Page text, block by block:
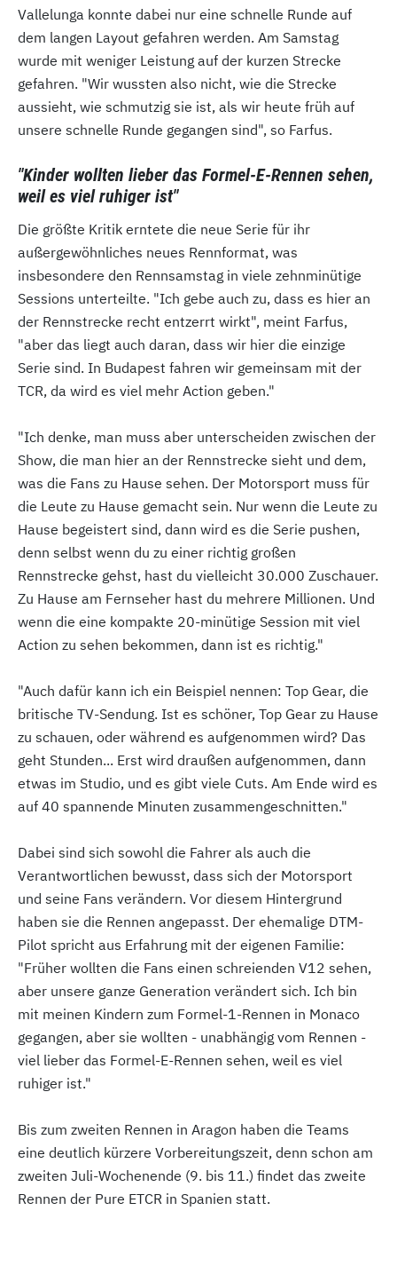
Vallelunga konnte dabei nur eine schnelle Runde auf
dem langen Layout gefahren werden. Am Samstag
wurde mit weniger Leistung auf der kurzen Strecke
gefahren. "Wir wussten also nicht, wie die Strecke
aussieht, wie schmutzig sie ist, als wir heute früh auf
unsere schnelle Runde gegangen sind", so Farfus.
"Kinder wollten lieber das Formel-E-Rennen sehen,
weil es viel ruhiger ist"
Die größte Kritik erntete die neue Serie für ihr
außergewöhnliches neues Rennformat, was
insbesondere den Rennsamstag in viele zehnminütige
Sessions unterteilte. "Ich gebe auch zu, dass es hier an
der Rennstrecke recht entzerrt wirkt", meint Farfus,
"aber das liegt auch daran, dass wir hier die einzige
Serie sind. In Budapest fahren wir gemeinsam mit der
TCR, da wird es viel mehr Action geben."
"Ich denke, man muss aber unterscheiden zwischen der
Show, die man hier an der Rennstrecke sieht und dem,
was die Fans zu Hause sehen. Der Motorsport muss für
die Leute zu Hause gemacht sein. Nur wenn die Leute zu
Hause begeistert sind, dann wird es die Serie pushen,
denn selbst wenn du zu einer richtig großen
Rennstrecke gehst, hast du vielleicht 30.000 Zuschauer.
Zu Hause am Fernseher hast du mehrere Millionen. Und
wenn die eine kompakte 20-minütige Session mit viel
Action zu sehen bekommen, dann ist es richtig."
"Auch dafür kann ich ein Beispiel nennen: Top Gear, die
britische TV-Sendung. Ist es schöner, Top Gear zu Hause
zu schauen, oder während es aufgenommen wird? Das
geht Stunden... Erst wird draußen aufgenommen, dann
etwas im Studio, und es gibt viele Cuts. Am Ende wird es
auf 40 spannende Minuten zusammengeschnitten."
Dabei sind sich sowohl die Fahrer als auch die
Verantwortlichen bewusst, dass sich der Motorsport
und seine Fans verändern. Vor diesem Hintergrund
haben sie die Rennen angepasst. Der ehemalige DTM-
Pilot spricht aus Erfahrung mit der eigenen Familie:
"Früher wollten die Fans einen schreienden V12 sehen,
aber unsere ganze Generation verändert sich. Ich bin
mit meinen Kindern zum Formel-1-Rennen in Monaco
gegangen, aber sie wollten - unabhängig vom Rennen -
viel lieber das Formel-E-Rennen sehen, weil es viel
ruhiger ist."
Bis zum zweiten Rennen in Aragon haben die Teams
eine deutlich kürzere Vorbereitungszeit, denn schon am
zweiten Juli-Wochenende (9. bis 11.) findet das zweite
Rennen der Pure ETCR in Spanien statt.